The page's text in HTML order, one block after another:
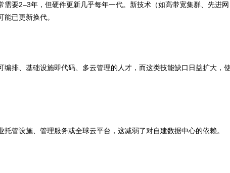
要2–3年，但硬件更新几乎每年一代。新技术（如高带宽集群、先进网
已更新换代。
排、基础设施即代码、多云管理的人才，而这类技能缺口日益扩大，使
设施、管理服务或全球云平台，这减弱了对自建数据中心的依赖。